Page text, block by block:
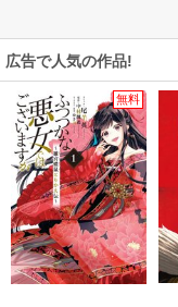
広告で人気の作品!
無料